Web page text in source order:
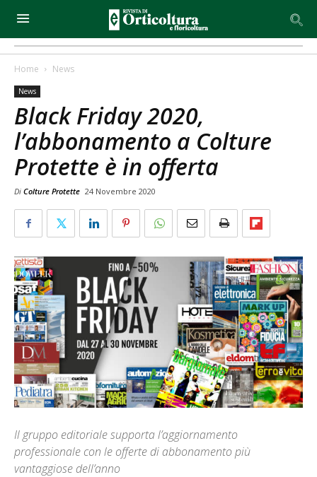
Home News
News
Black Friday 2020,
l’abbonamento a Colture
Protette è in offerta
Di Colture Protette 24 Novembre 2020
Il gruppo editoriale supporta l’aggiornamento
professionale con le offerte di abbonamento più
vantaggiose dell’anno